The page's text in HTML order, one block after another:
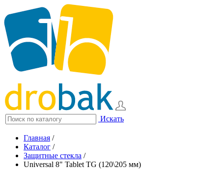
Искать
Главная /
Каталог /
Защитные стекла /
Universal 8" Tablet TG (120\205 мм)